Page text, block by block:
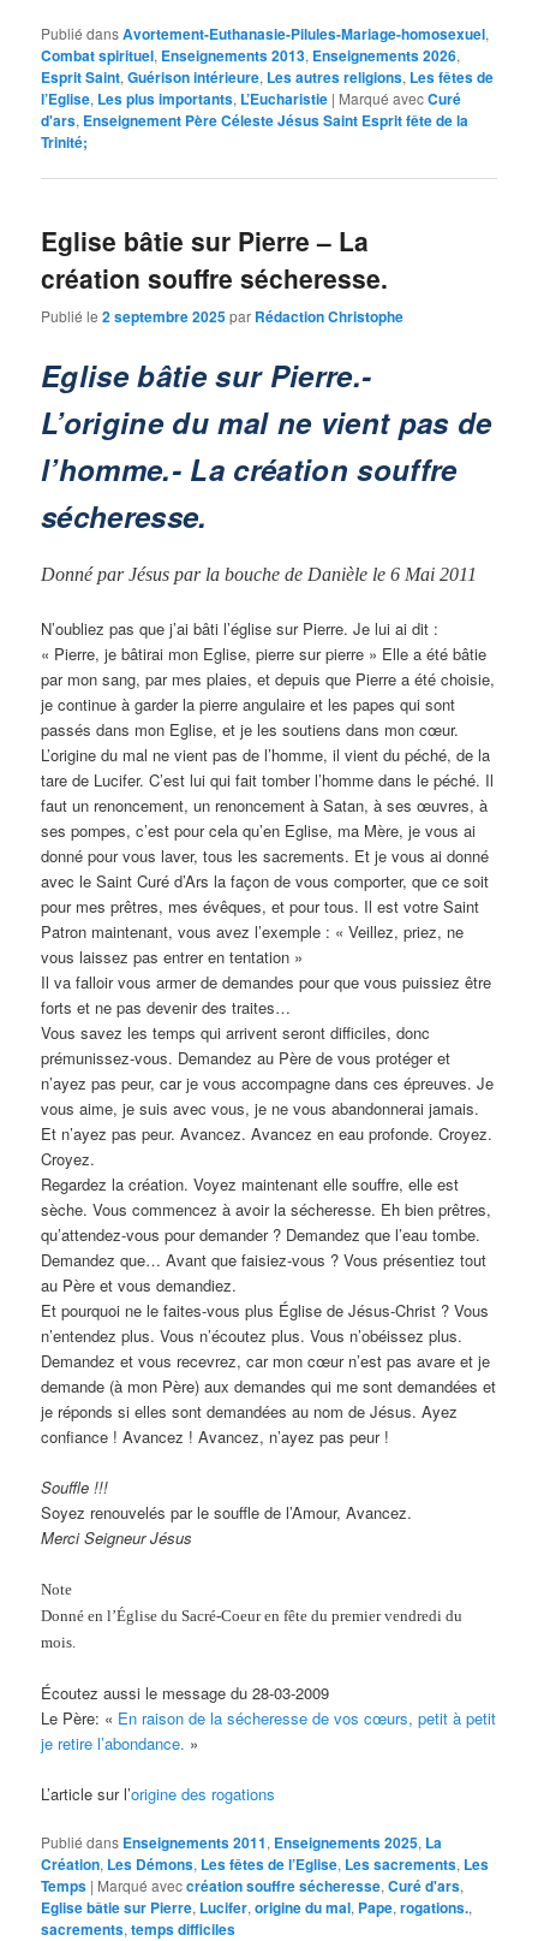
Publié dansAvortement-Euthanasie-Pilules-Mariage-homosexuel,
Combat spirituel, Enseignements 2013, Enseignements 2026,
Esprit Saint,Guérison intérieure, Les autres religions, Les fêtes de
l’Eglise, Les plus importants, L’Eucharistie | Marqué avecCuré
d'ars, Enseignement Père Céleste Jésus Saint Esprit fête de la
Trinité;
Eglise bâtie sur Pierre – La
création souffre sécheresse.
Publié le2 septembre 2025par Rédaction Christophe
Eglise bâtie sur Pierre.-
L’origine du mal ne vient pas de
l’homme.- La création souffre
sécheresse.
Donné par Jésus par la bouche de Danièle le 6 Mai 2011
N’oubliez pas que j’ai bâti l’église sur Pierre. Je lui ai dit :
« Pierre, je bâtirai mon Eglise, pierre sur pierre » Elle a été bâtie
par mon sang, par mes plaies, et depuis que Pierre a été choisie,
je continue à garder la pierre angulaire et les papes qui sont
passés dans mon Eglise, et je les soutiens dans mon cœur.
L’origine du mal ne vient pas de l’homme, il vient du péché, de la
tare de Lucifer. C’est lui qui fait tomber l’homme dans le péché. Il
faut un renoncement, un renoncement à Satan, à ses œuvres, à
ses pompes, c’est pour cela qu’en Eglise, ma Mère, je vous ai
donné pour vous laver, tous les sacrements. Et je vous ai donné
avec le Saint Curé d’Ars la façon de vous comporter, que ce soit
pour mes prêtres, mes évêques, et pour tous. Il est votre Saint
Patron maintenant, vous avez l’exemple : « Veillez, priez, ne
vous laissez pas entrer en tentation »
Il va falloir vous armer de demandes pour que vous puissiez être
forts et ne pas devenir des traites…
Vous savez les temps qui arrivent seront difficiles, donc
prémunissez-vous. Demandez au Père de vous protéger et
n’ayez pas peur, car je vous accompagne dans ces épreuves. Je
vous aime, je suis avec vous, je ne vous abandonnerai jamais.
Et n’ayez pas peur. Avancez. Avancez en eau profonde. Croyez.
Croyez.
Regardez la création. Voyez maintenant elle souffre, elle est
sèche. Vous commencez à avoir la sécheresse. Eh bien prêtres,
qu’attendez-vous pour demander ? Demandez que l’eau tombe.
Demandez que… Avant que faisiez-vous ? Vous présentiez tout
au Père et vous demandiez.
Et pourquoi ne le faites-vous plus Église de Jésus-Christ ? Vous
n’entendez plus. Vous n’écoutez plus. Vous n’obéissez plus.
Demandez et vous recevrez, car mon cœur n’est pas avare et je
demande (à mon Père) aux demandes qui me sont demandées et
je réponds si elles sont demandées au nom de Jésus. Ayez
confiance ! Avancez ! Avancez, n’ayez pas peur !
Souffle !!!
Soyez renouvelés par le souffle de l’Amour, Avancez.
Merci Seigneur Jésus
Note
Donné en l’Église du Sacré-Coeur en fête du premier vendredi du
mois.
Écoutez aussi le message du 28-03-2009
Le Père: « En raison de la sécheresse de vos cœurs, petit à petit
je retire l’abondance. »
L’article sur l’origine des rogations
Publié dans Enseignements 2011, Enseignements 2025, La
Création, Les Démons, Les fêtes de l’Eglise, Les sacrements, Les
Temps | Marqué aveccréation souffre sécheresse,Curé d'ars,
Eglise bâtie sur Pierre, Lucifer,origine du mal, Pape,rogations.,
sacrements,temps difficiles